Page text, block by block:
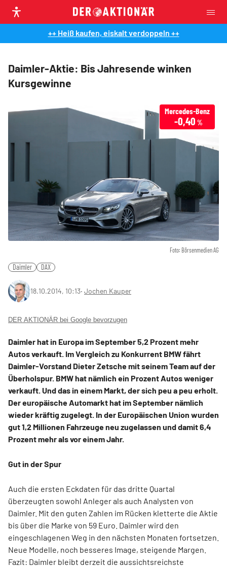
++ Heiß kaufen, eiskalt verdoppeln ++
Daimler-Aktie: Bis Jahresende winken
Kursgewinne
Foto: Börsenmedien AG
Mercedes-Benz
-0,40 %
Daimler DAX
18.10.2014, 10:13‧ Jochen Kauper
DER AKTIONÄR bei Google bevorzugen
Daimler hat in Europa im September 5,2 Prozent mehr
Autos verkauft. Im Vergleich zu Konkurrent BMW fährt
Daimler-Vorstand Dieter Zetsche mit seinem Team auf der
Überholspur. BMW hat nämlich ein Prozent Autos weniger
verkauft. Und das in einem Markt, der sich peu a peu erholt.
Der europäische Automarkt hat im September nämlich
wieder kräftig zugelegt. In der Europäischen Union wurden
gut 1,2 Millionen Fahrzeuge neu zugelassen und damit 6,4
Prozent mehr als vor einem Jahr.
Gut in der Spur
Auch die ersten Eckdaten für das dritte Quartal
überzeugten sowohl Anleger als auch Analysten von
Daimler. Mit den guten Zahlen im Rücken kletterte die Aktie
bis über die Marke von 59 Euro. Daimler wird den
eingeschlagenen Weg in den nächsten Monaten fortsetzen.
Neue Modelle, noch besseres Image, steigende Margen.
Fazit: Daimler bleibt derzeit die aussichtsreichste